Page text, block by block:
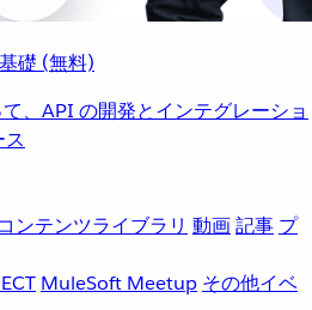
礎 (無料)
、API の開発とインテグレーショ
コンテンツライブラリ 動画記事 プ
MuleSoft Meetup その他イベ